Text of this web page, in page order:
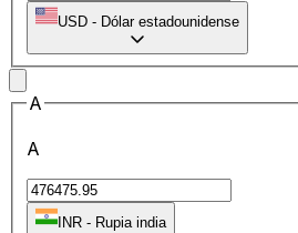
USD - Dólar estadounidense
A
A
INR - Rupia india